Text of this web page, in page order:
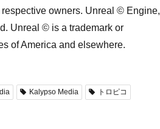
owners. Unreal © Engine,
Unreal © is a trademark or
of America and elsewhere.
Kalypso Media
トロピコ